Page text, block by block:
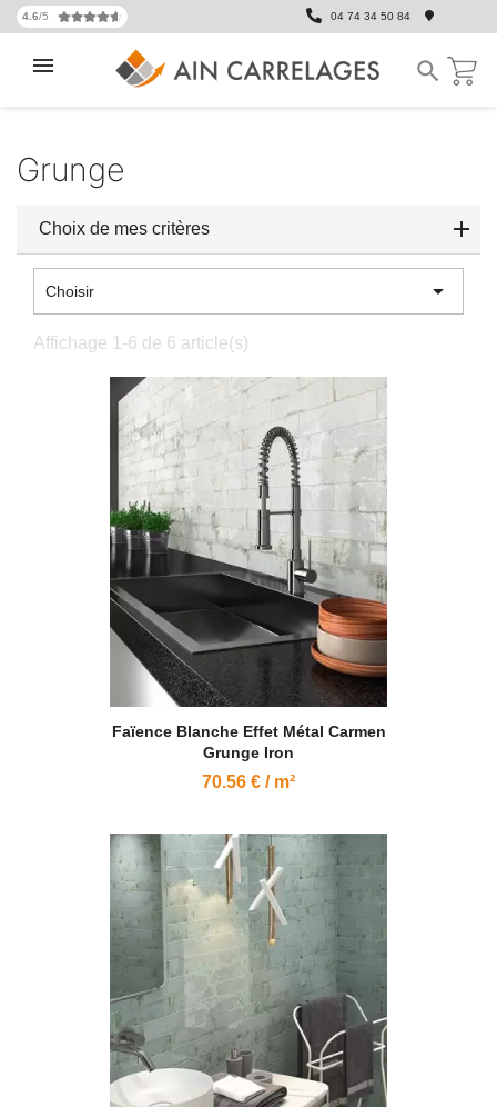
4.6/5 04 74 34 50 84

Grunge
Choix de mes critères
Choisir 
Affichage 1-6 de 6 article(s)
Faïence Blanche Effet Métal Carmen
Grunge Iron
70.56 € / m²